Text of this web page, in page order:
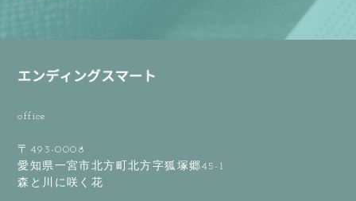
office
〒493-0008
愛知県一宮市北方町北方字狐塚郷45-1
森と川に咲く花